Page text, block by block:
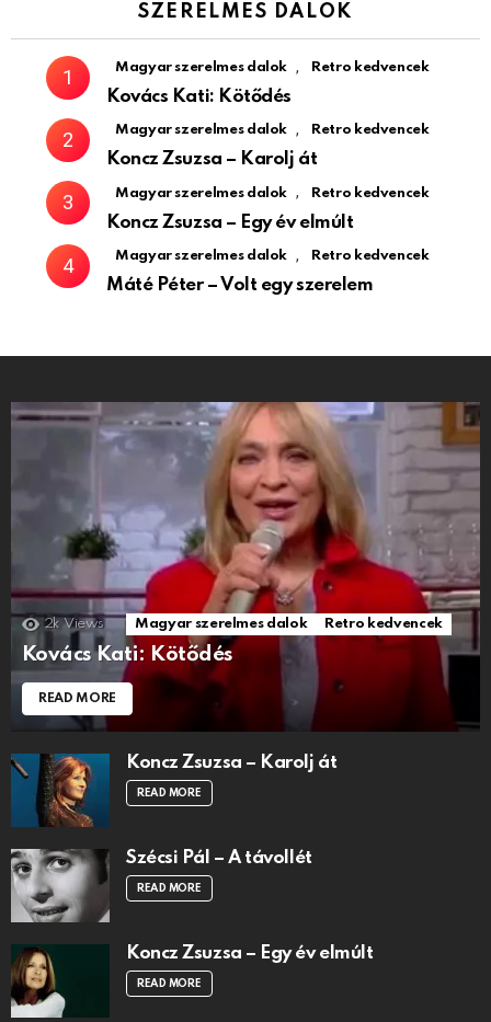
SZERELMES DALOK
Magyar szerelmes dalok , Retro kedvencek
Kovács Kati: Kötődés
Magyar szerelmes dalok , Retro kedvencek
Koncz Zsuzsa – Karolj át
Magyar szerelmes dalok , Retro kedvencek
Koncz Zsuzsa – Egy év elmúlt
Magyar szerelmes dalok , Retro kedvencek
Máté Péter – Volt egy szerelem
2k Views Magyar szerelmes dalok Retro kedvencek
Kovács Kati: Kötődés
READ MORE
Koncz Zsuzsa – Karolj át
READ MORE
Szécsi Pál – A távollét
READ MORE
Koncz Zsuzsa – Egy év elmúlt
READ MORE